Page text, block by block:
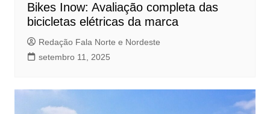
Bikes Inow: Avaliação completa das
bicicletas elétricas da marca
Redação Fala Norte e Nordeste
setembro 11, 2025